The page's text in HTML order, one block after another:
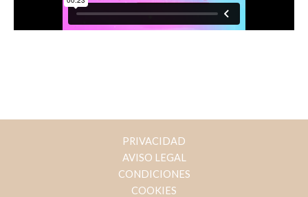
PRIVACIDAD
AVISO LEGAL
CONDICIONES
COOKIES